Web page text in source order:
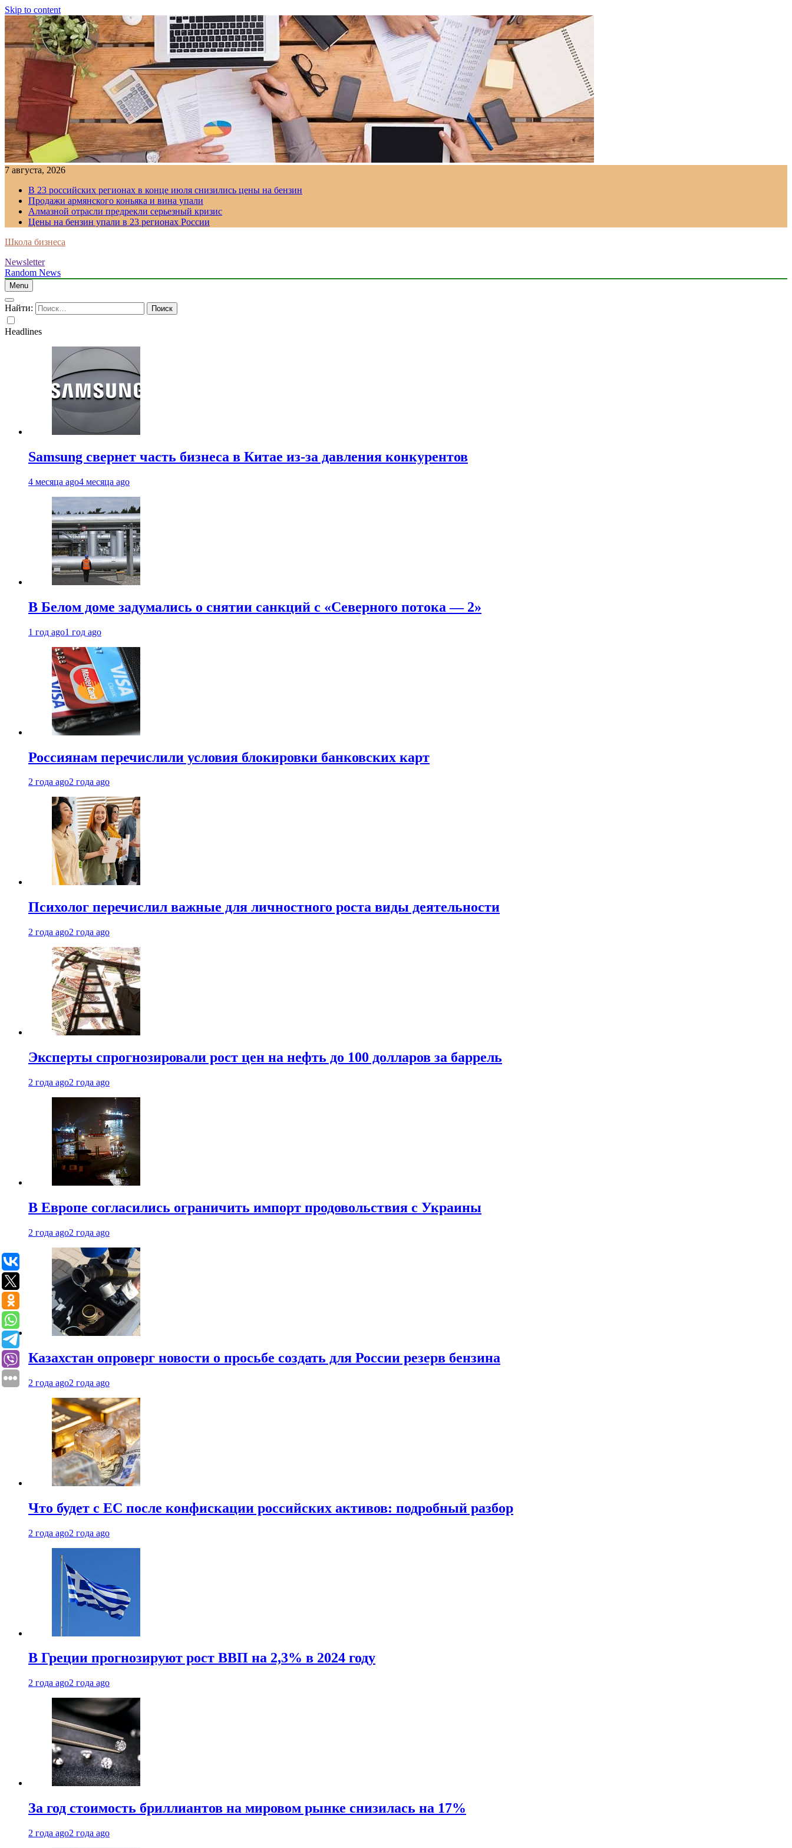
Skip to content
7 августа, 2026
В 23 российских регионах в конце июля снизились цены на бензин
Продажи армянского коньяка и вина упали
Алмазной отрасли предрекли серьезный кризис
Цены на бензин упали в 23 регионах России
Школа бизнеса
Newsletter
Random News
Menu
Найти:
Headlines
Samsung свернет часть бизнеса в Китае из-за давления конкурентов
4 месяца ago4 месяца ago
В Белом доме задумались о снятии санкций с «Северного потока — 2»
1 год ago1 год ago
Россиянам перечислили условия блокировки банковских карт
2 года ago2 года ago
Психолог перечислил важные для личностного роста виды деятельности
2 года ago2 года ago
Эксперты спрогнозировали рост цен на нефть до 100 долларов за баррель
2 года ago2 года ago
В Европе согласились ограничить импорт продовольствия с Украины
2 года ago2 года ago
Казахстан опроверг новости о просьбе создать для России резерв бензина
2 года ago2 года ago
Что будет с ЕС после конфискации российских активов: подробный разбор
2 года ago2 года ago
В Греции прогнозируют рост ВВП на 2,3% в 2024 году
2 года ago2 года ago
За год стоимость бриллиантов на мировом рынке снизилась на 17%
2 года ago2 года ago